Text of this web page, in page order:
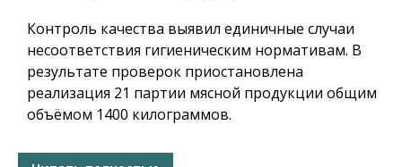
Контроль качества выявил единичные случаи
несоответствия гигиеническим нормативам. В
результате проверок приостановлена
реализация 21 партии мясной продукции общим
объёмом 1400 килограммов.